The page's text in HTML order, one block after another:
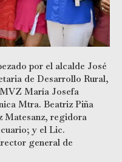
por el alcalde José
de Desarrollo Rural,
María Josefa
Mtra. Beatriz Piña
Matesanz, regidora
y el Lic.
general de